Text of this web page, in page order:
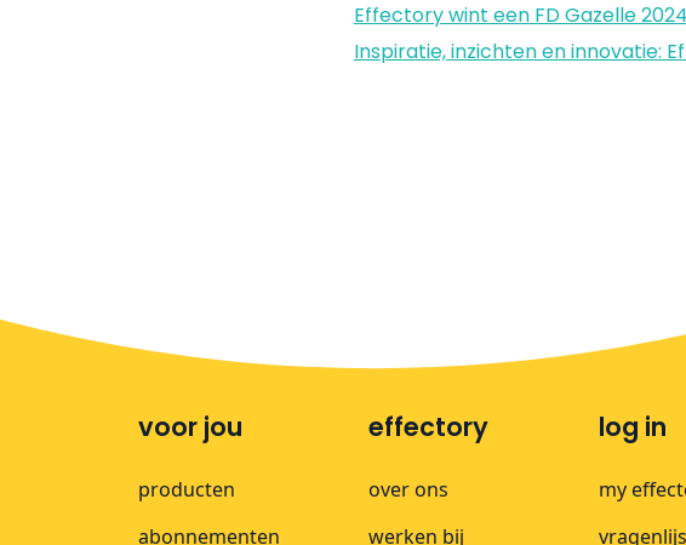
Effectory wint een FD Gazelle 2024
Inspiratie, inzichten en innovatie:
voor jou
producten
abonnementen
effectory
over ons
werken bij
log in
my